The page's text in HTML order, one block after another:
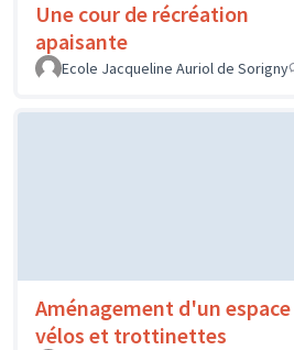
Une cour de récréation
apaisante
Ecole Jacqueline Auriol de Sorigny
Aménagement d'un
vélos et trottinettes